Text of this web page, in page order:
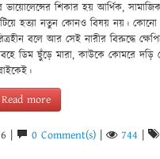
ভায়োলেন্সের শিকার হয় আর্থিক,
হত্যা নতুন কোনও বিষয় নয়। কোনো
বলে আর সেই নারীর বিরুদ্ধে
ডিম ছুঁড়ে মারা, কাউকে কোমরে দড়ি
Read more
| 0 Comment(s) 744